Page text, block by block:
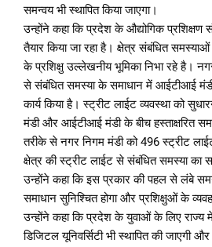
समन्वय भी स्थापित किया जाएगा।
उन्होंने कहा कि प्रदेश के औद्योगिक प्रशिक्षण
तैयार किया जा रहा है। क्षेत्र संबंधित
के प्रशिक्षु उल्लेखनीय भूमिका निभा रहे है।
से संबंधित समस्या के समाधान में आईटीआई
कार्य किया है। स्ट्रीट लाईट व्यवस्था को
मंडी और आईटीआई मंडी के बीच हस्ताक्षरित
तरीके से नगर निगम मंडी को 496 स्ट्रीट
क्षेत्र की स्ट्रीट लाईट से संबंधित समस्या का
उन्होंने कहा कि इस प्रकार की पहल से लंबे
समाधान सुनिश्चित होगा और प्रशिक्षुओं के
उन्होंने कहा कि प्रदेश के युवाओं के लिए
डिजिटल यूनिवर्सिटी भी स्थापित की जाएगी